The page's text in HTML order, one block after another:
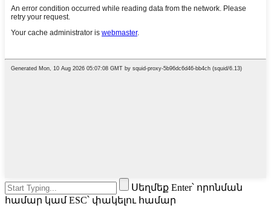
Սեղմեք Enter՝ որոնման
համար կամ ESC՝ փակելու համար